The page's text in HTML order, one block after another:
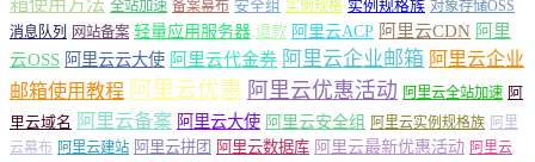
箱使用方法 全站加速 备案幕布 安全组 实例规格 实例规格族 对象存储OSS
消息队列
网站备案 轻量应用服务器 退款 阿里云ACP 阿里云CDN 阿里
云OSS 阿里云云大使 阿里云代金券 阿里云企业邮箱 阿里云企业
邮箱使用教程 阿里云优惠 阿里云优惠活动 阿里云全站加速 阿
里云域名 阿里云备案 阿里云大使 阿里云安全组 阿里云实例规格族 阿里
云幕布 阿里云建站 阿里云拼团 阿里云数据库 阿里云最新优惠活动 阿里云